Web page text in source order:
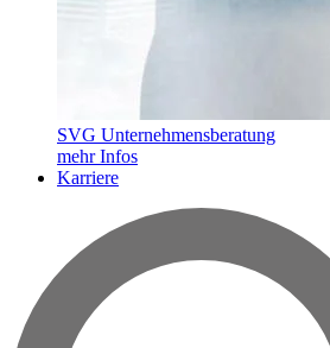
SVG Unternehmensberatung
mehr Infos
Karriere